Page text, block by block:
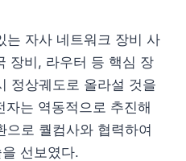
는 자사 네트워크 장비 사
장비, 라우터 등 핵심 장
정상궤도로 올라설 것을
는 역동적으로 추진해
으로 퀄컴사와 협력하여
선보였다.